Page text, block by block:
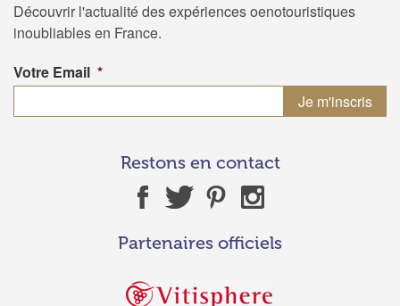
Découvrir l'actualité des expériences oenotouristiques
inoubliables en France.
Votre Email *
Restons en contact
Partenaires officiels